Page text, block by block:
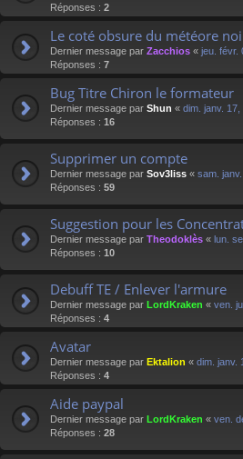
Réponses : 2
Le coté obsure du météore
Dernier message par Zacchios « jeu. févr.
Réponses : 7
Bug Titre Chiron le formateur
Dernier message par Shun « dim. janv.
Réponses : 16
Supprimer un compte
Dernier message par Sov3liss « sam.
Réponses : 59
Suggestion pour les
Dernier message par Theodoklès « lun.
Réponses : 10
Debuff TE / Enlever l'armure
Dernier message par LordKraken « ven.
Réponses : 4
Avatar
Dernier message par Ektalion « dim. janv.
Réponses : 4
Aide paypal
Dernier message par LordKraken « ven.
Réponses : 28